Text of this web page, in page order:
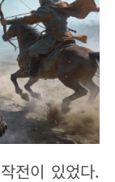
전이 있었다.